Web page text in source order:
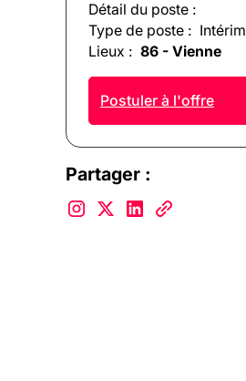
Détail du poste :
Type de poste : Intérim
Lieux : 86 - Vienne
Postuler à l'offre
Partager :